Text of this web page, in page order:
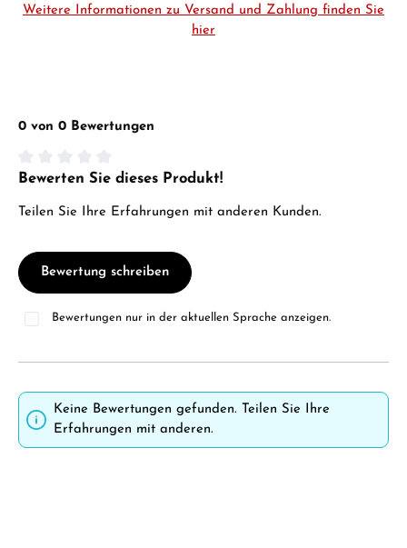
Weitere Informationen zu Versand und Zahlung finden Sie
hier
0 von 0 Bewertungen
Durchschnittliche Bewertung von 0 von 5 Sternen
Bewerten Sie dieses Produkt!
Teilen Sie Ihre Erfahrungen mit anderen Kunden.
Bewertung schreiben
Bewertungen nur in der aktuellen Sprache anzeigen.
Keine Bewertungen gefunden. Teilen Sie Ihre
Erfahrungen mit anderen.